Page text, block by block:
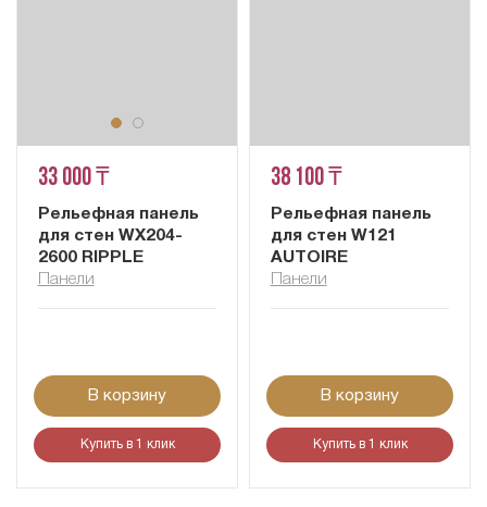
33 000 ₸
Рельефная панель
для стен WX204-
2600 RIPPLE
Панели
В корзину
Купить в 1 клик
38 100 ₸
Рельефная панель
для стен W121
AUTOIRE
Панели
В корзину
Купить в 1 клик